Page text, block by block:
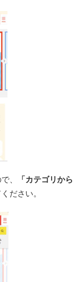
、
「カテゴリから
ださい。